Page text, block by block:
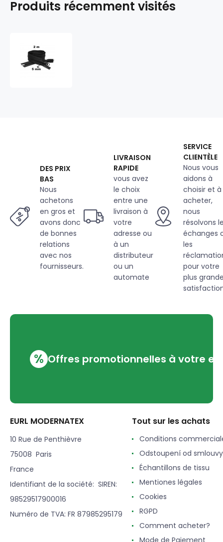
Produits récemment visités
DES PRIX
BAS
Nous
achetons
en gros et
avons donc
de bonnes
relations
avec nos
fournisseurs.
LIVRAISON
RAPIDE
vous avez
le choix
entre une
livraison à
votre
adresse ou
à un
distributeur
ou un
automate
SERVICE
CLIENTÈLE
Nous vous
aidons à
choisir et à
acheter,
nous
résolvons
échanges
les
pour votre
plus
% Offres promotionnelles à votre
EURL MODERNATEX
10 Rue de Penthièvre
75008 Paris
France
Identifiant de la société: SIREN:
98529517900016
Numéro de TVA: FR 87985295179
Tout sur les achats
Conditions
Odstoupení od smlouvy
Échantillons de tissu
Mentiones légales
Cookies
RGPD
Comment acheter?
Mode de Paiement